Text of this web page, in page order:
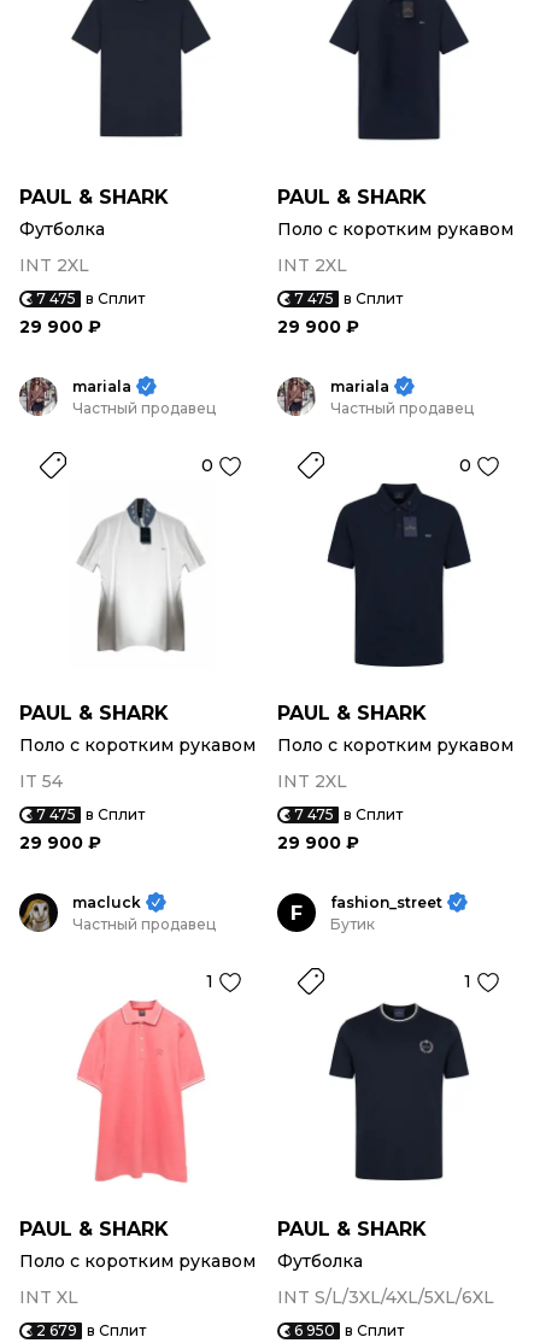
PAUL & SHARK
Футболка
INT 2XL
7 475 в Сплит
29 900 ₽
PAUL & SHARK
Поло с коротким рукавом
INT 2XL
7 475 в Сплит
29 900 ₽
mariala
Частный продавец
0
PAUL & SHARK
Поло с коротким рукавом
IT 54
7 475 в Сплит
29 900 ₽
mariala
Частный продавец
0
PAUL & SHARK
Поло с коротким рукавом
INT 2XL
7 475 в Сплит
29 900 ₽
macluck
Частный продавец
1
PAUL & SHARK
Поло с коротким рукавом
INT XL
2 679 в Сплит
F
fashion_street
Бутик
1
PAUL & SHARK
Футболка
INT S/L/3XL/4XL/5XL/6XL
6 950 в Сплит